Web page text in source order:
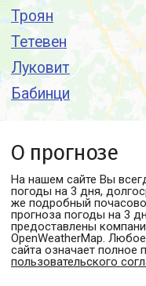
Троян
Тетевен
Луковит
Бабинци
О прогнозе
На нашем сайте Вы
погоды на 3 дня,
же подробный
прогноза погоды на 3
предоставлены
OpenWeatherMap.
сайта означает полное
пользовательского